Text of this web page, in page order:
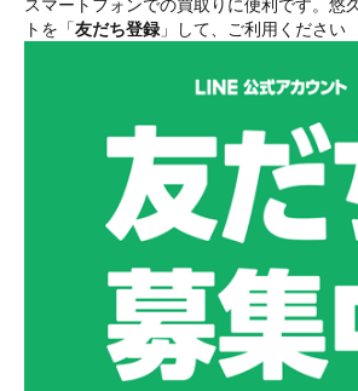
スマートフォンでの買取りに便利です。悠
トを「友だち登録 」して、ご利用ください